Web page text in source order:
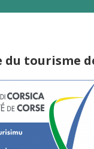
du tourisme